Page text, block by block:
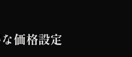
価格設定